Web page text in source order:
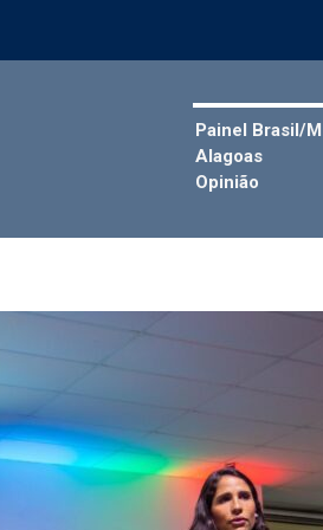
Painel Brasil/
Alagoas
Opinião